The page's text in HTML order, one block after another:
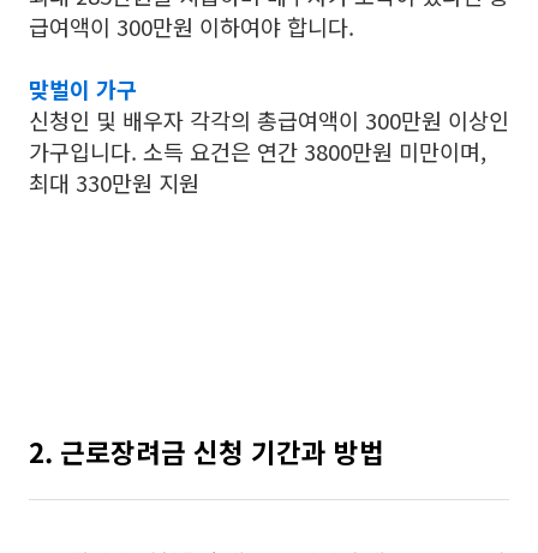
급여액이 300만원 이하여야 합니다.
맞벌이 가구
신청인 및 배우자 각각의 총급여액이 300만원 이상인
가구입니다. 소득 요건은 연간 3800만원 미만이며,
최대 330만원 지원
2. 근로장려금 신청 기간과 방법